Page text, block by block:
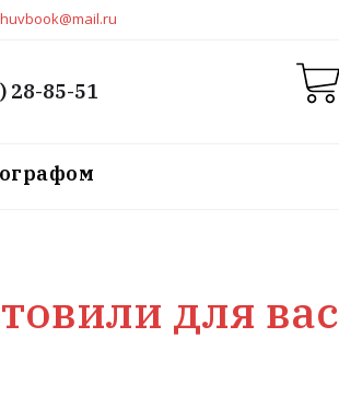
28-85-51
для вас